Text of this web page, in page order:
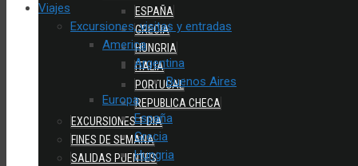
ESPAÑA
GRECIA
HUNGRIA
ITALIA
PORTUGAL
REPUBLICA CHECA
EXCURSIONES 1 DIA
FINES DE SEMANA
SALIDAS PUENTES
Viajes
Excursiones, visitas y entradas
America
Argentina
Buenos Aires
Europa
España
Grecia
Hungria